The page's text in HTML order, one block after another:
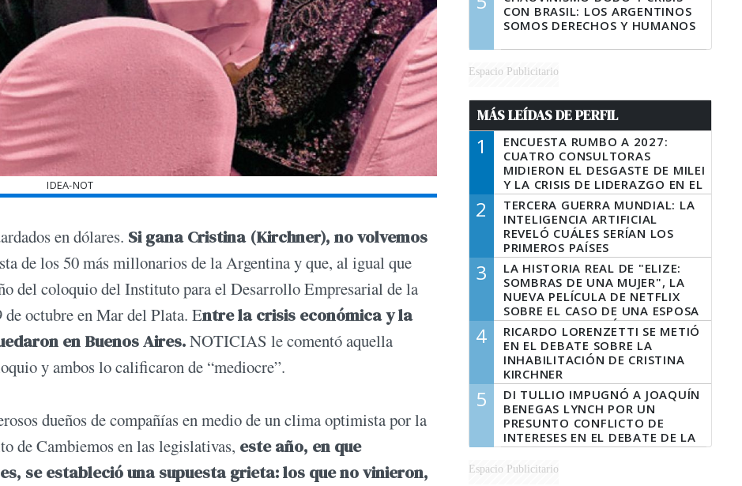
IDEA-NOT
en dólares. Si gana Cristina (Kirchner), no volvemos
de los 50 más millonarios de la Argentina y que, al igual que
del coloquio del Instituto para el Desarrollo Empresarial de la
octubre en Mar del Plata. Entre la crisis económica y la
en Buenos Aires.NOTICIAS le comentó aquella
y ambos lo calificaron de “mediocre”.
dueños de compañías en medio de un clima optimista por la
de Cambiemos en las legislativas, este año, en que
se estableció una supuesta grieta: los que no vinieron,
CON BRASIL: LOS ARGENTINOS
SOMOS DERECHOS Y HUMANOS
Espacio Publicitario
MÁS LEÍDAS DE PERFIL
1
ENCUESTA RUMBO A 2027:
CUATRO CONSULTORAS
MIDIERON EL DESGASTE DE MILEI
Y LA CRISIS DE LIDERAZGO EN EL
PERONISMO
2
TERCERA GUERRA MUNDIAL: LA
INTELIGENCIA ARTIFICIAL
REVELÓ CUÁLES SERÍAN LOS
PRIMEROS PAÍSES
LATINOAMERICANOS EN SER
DERROTADOS
3
LA HISTORIA REAL DE "ELIZE:
SOMBRAS DE UNA MUJER", LA
NUEVA PELÍCULA DE NETFLIX
SOBRE EL CASO DE UNA ESPOSA
QUE DESCUARTIZÓ A SU
MARIDO
4
RICARDO LORENZETTI SE METIÓ
EN EL DEBATE SOBRE LA
INHABILITACIÓN DE CRISTINA
KIRCHNER
5
DI TULLIO IMPUGNÓ A JOAQUÍN
BENEGAS LYNCH POR UN
PRESUNTO CONFLICTO DE
INTERESES EN EL DEBATE DE LA
LEY DE TIERRAS
Espacio Publicitario